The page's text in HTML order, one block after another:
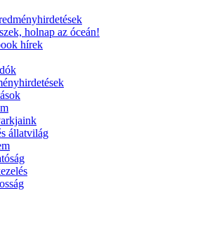
holnap az óceán!
hírek
állatvilág